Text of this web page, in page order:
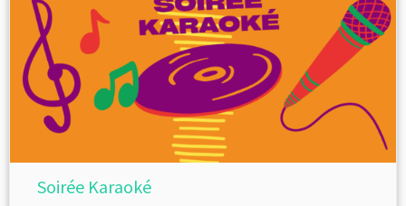
Soirée Karaoké